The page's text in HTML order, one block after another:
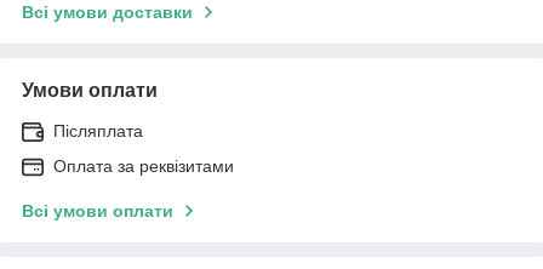
Всі умови доставки
Умови оплати
Післяплата
Оплата за реквізитами
Всі умови оплати